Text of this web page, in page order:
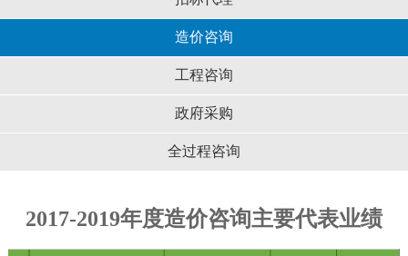
造价咨询
工程咨询
政府采购
全过程咨询
2017-2019年度造价咨询主要代表业绩